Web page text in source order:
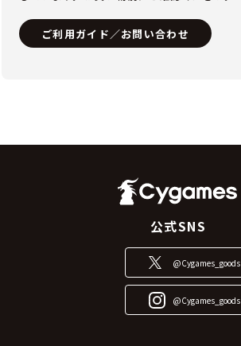
ご利用ガイド／お問い合わせ
公式SNS
@Cygames_goods
@Cygames_goods